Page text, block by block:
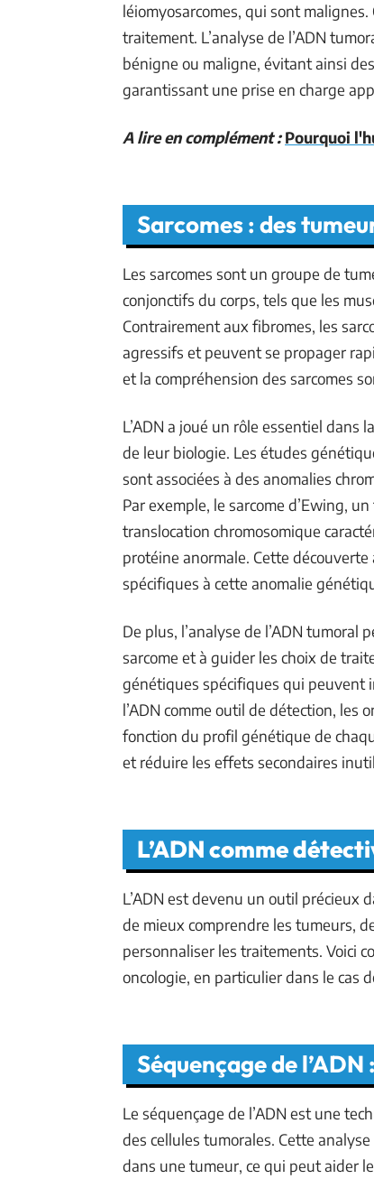
léiomyosarcomes, qui sont
traitement. L’analyse de l’ADN
bénigne ou maligne, évitant ainsi
garantissant une prise en charge
A lire en complément : Pourquoi
Sarcomes : des
Les sarcomes sont un groupe de
conjonctifs du corps, tels que les
Contrairement aux fibromes, les
agressifs et peuvent se propager
et la compréhension des sarcomes
L’ADN a joué un rôle essentiel dans
de leur biologie. Les études
sont associées à des anomalies
Par exemple, le sarcome d’Ewing,
translocation chromosomique
protéine anormale. Cette
spécifiques à cette anomalie
De plus, l’analyse de l’ADN
sarcome et à guider les choix de
génétiques spécifiques qui peuvent
l’ADN comme outil de détection,
fonction du profil génétique de
et réduire les effets secondaires
L’ADN comme
L’ADN est devenu un outil précieux
de mieux comprendre les tumeurs,
personnaliser les traitements. Voici
oncologie, en particulier dans le cas
Séquençage de
Le séquençage de l’ADN est une
des cellules tumorales. Cette
dans une tumeur, ce qui peut aider